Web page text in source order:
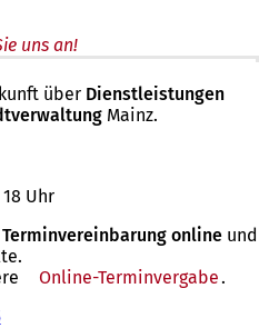
uns an!
Telefonauskunft der
über Dienstleistungen
Mainz.
Uhr
Terminvereinbarung online und
Online-Terminvergabe.
(